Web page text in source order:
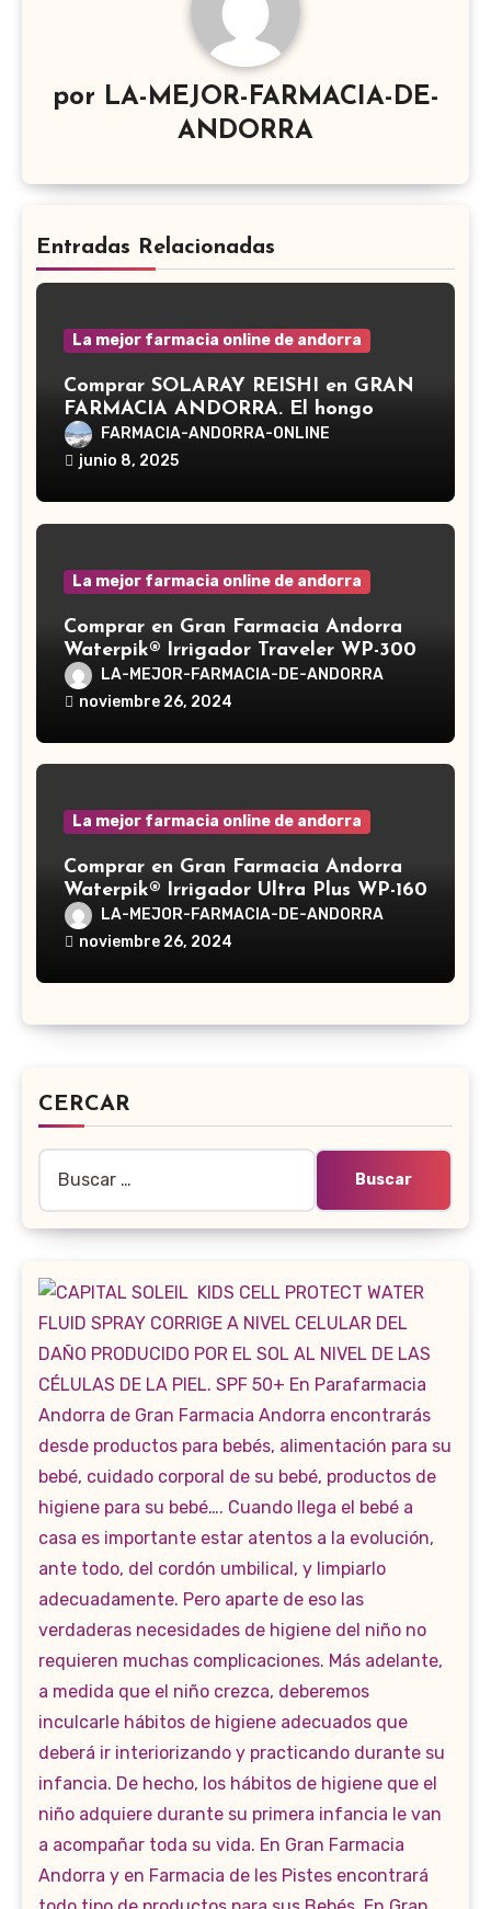
por LA-MEJOR-FARMACIA-DE-
ANDORRA
Entradas Relacionadas
La mejor farmacia online de andorra
Comprar SOLARAY REISHI en GRAN
FARMACIA ANDORRA. El hongo
Reishi, cuyo nombre científico es
Ganoderma lucidum, es un hongo
en la medicina tradicional asiática
FARMACIA-ANDORRA-ONLINE
junio 8, 2025
La mejor farmacia online de andorra
Comprar en Gran Farmacia Andorra
Waterpik® Irrigador Traveler WP-300
LA-MEJOR-FARMACIA-DE-ANDORRA
noviembre 26, 2024
La mejor farmacia online de andorra
Comprar en Gran Farmacia Andorra
Waterpik® Irrigador Ultra Plus WP-160
LA-MEJOR-FARMACIA-DE-ANDORRA
noviembre 26, 2024
CERCAR